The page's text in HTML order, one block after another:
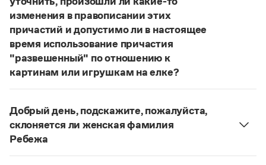
Новости и события
Статьи
Монологи
Интервью
Лекции и подкасты
Рекомендуем
Учебник Грамоты
Интерактивные упражнения: от простого к сложному
изменения в правописании этих
причастий и допустимо ли в настоящее
время использование причастия
"развешенный" по отношению к
картинам или игрушкам на елке?
Нашответ2014 года по-прежнему актуален.
то игнорируют рекомендации нормативных
словарей русского языка, в которых указан глагол
развесить
развешенный) со значением «повесить в разных
Добрый день, подскажите, пожалуйста,
склоняется ли женская фамилия
Ребежа
ФамилияРебежасклоняется (и мужская,